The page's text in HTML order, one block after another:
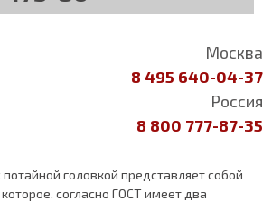
Москва
8 495 640-04-37
Россия
8 800 777-87-35
потайной головкой представляет собой
согласно ГОСТ имеет два